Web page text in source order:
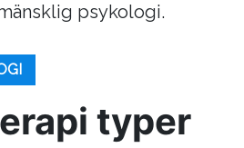
psykologi.
typer